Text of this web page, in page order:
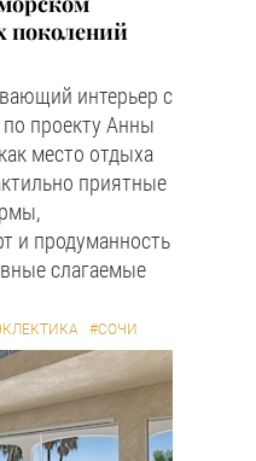
поколений
интерьер с
проекту Анны
место отдыха
приятные
и продуманность
слагаемые
#СОЧИ